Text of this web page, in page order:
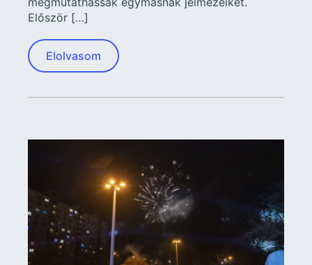
Először […]
Elolvasom